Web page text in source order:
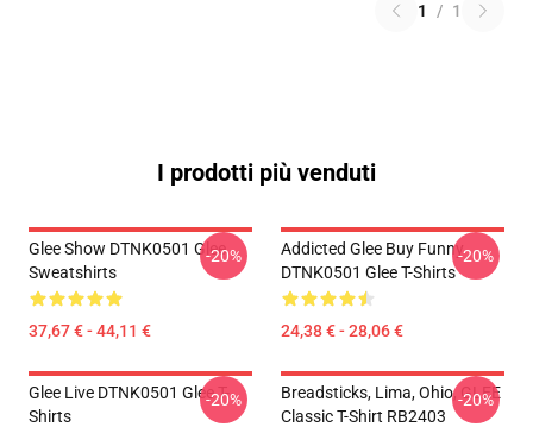
1 / 1
I prodotti più venduti
Glee Show DTNK0501 Glee
Sweatshirts
37,67 € - 44,11 €
-20%
Addicted Glee Buy Funny
DTNK0501 Glee T-Shirts
24,38 € - 28,06 €
-20%
Glee Live DTNK0501 Glee T-
Shirts
-20%
Breadsticks, Lima, Ohio, GLEE
Classic T-Shirt RB2403
-20%